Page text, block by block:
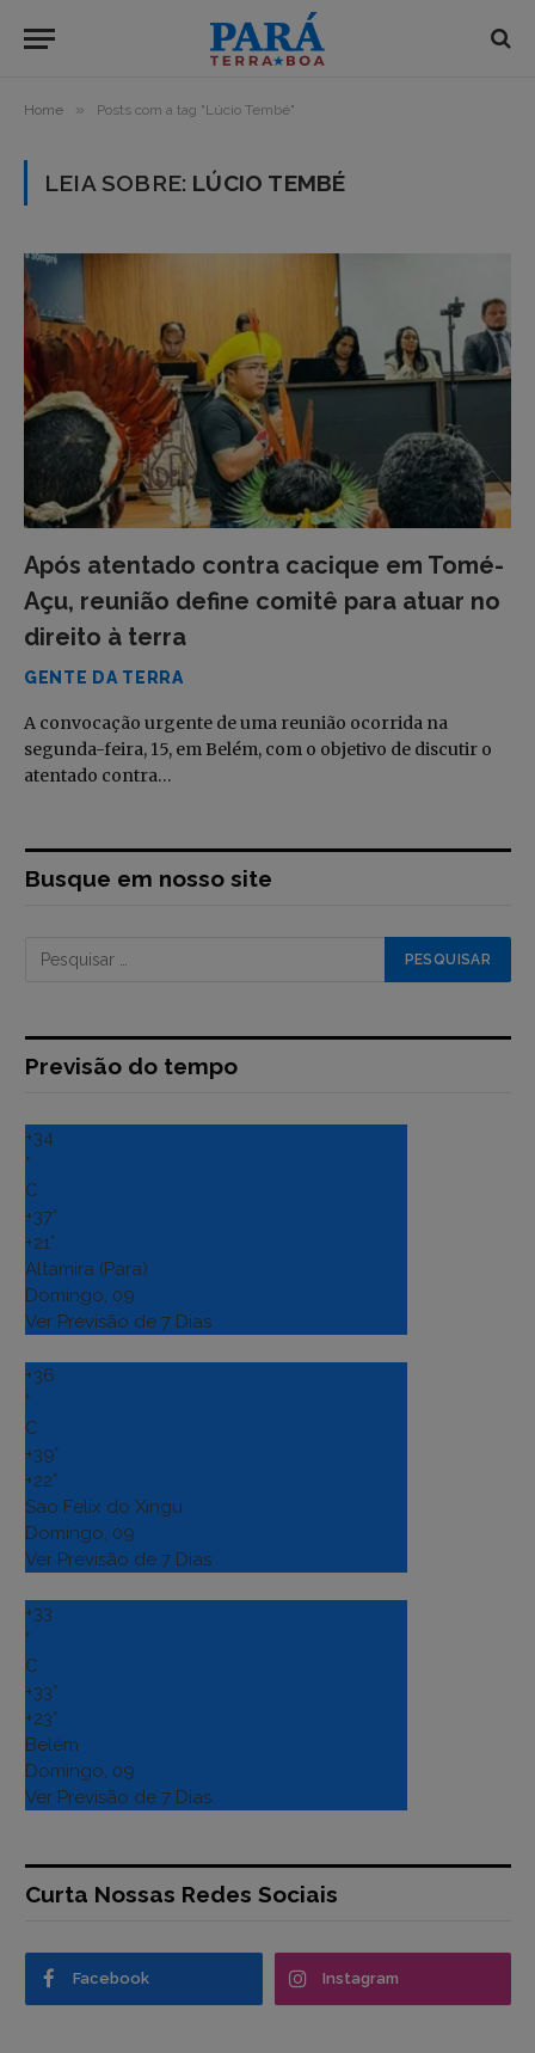
Home » Posts com a tag "Lúcio Tembé"
LEIA SOBRE: LÚCIO TEMBÉ
Após atentado contra cacique em Tomé-
Açu, reunião define comitê para atuar no
direito à terra
GENTE DA TERRA
A convocação urgente de uma reunião ocorrida na
segunda-feira, 15, em Belém, com o objetivo de discutir o
atentado contra…
Busque em nosso site
Previsão do tempo
+34
°
C
+37°
+21°
Altamira (Para)
Domingo, 09
Ver Previsão de 7 Dias
+36
°
C
+39°
+22°
Sao Felix do Xingu
Domingo, 09
Ver Previsão de 7 Dias
+33
°
C
+33°
+23°
Belém
Domingo, 09
Ver Previsão de 7 Dias
Curta Nossas Redes Sociais
Facebook Instagram